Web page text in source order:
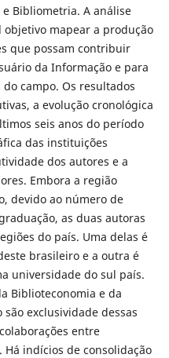
Bibliometria. A análise
mapear a produção
que possam contribuir
da Informação e para
campo. Os resultados
a evolução cronológica
seis anos do período
das instituições
dos autores e a
Embora a região
devido ao número de
as duas autoras
do país. Uma delas é
brasileiro e a outra é
universidade do sul país.
Biblioteconomia e da
exclusividade dessas
entre
indícios de consolidação